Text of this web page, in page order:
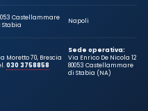
Castellammare
Stabia
Napoli
Moretto 70, Brescia
030 3758858
Sede operativa:
Via Enrico De Nicola 12
80053 Castellammare
di Stabia (NA)